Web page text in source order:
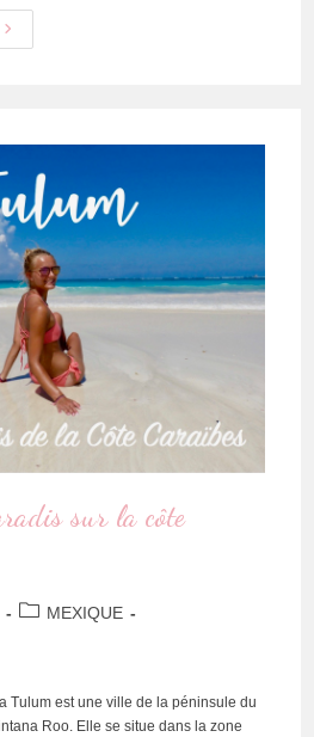
sur la côte
MEXIQUE
Tulum est une ville de la péninsule du
Roo. Elle se situe dans la zone